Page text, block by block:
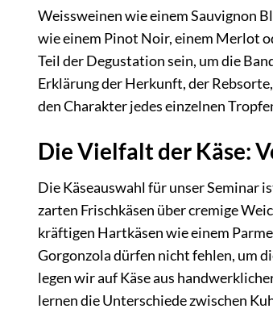
Weissweinen wie einem Sauvignon
wie einem Pinot Noir, einem Merlot
Teil der Degustation sein, um die
Erklärung der Herkunft, der
den Charakter jedes einzelnen
Die Vielfalt der Käse:
Die Käseauswahl für unser Seminar
zarten Frischkäsen über cremige
kräftigen Hartkäsen wie einem
Gorgonzola dürfen nicht fehlen, um
legen wir auf Käse aus
lernen die Unterschiede zwischen